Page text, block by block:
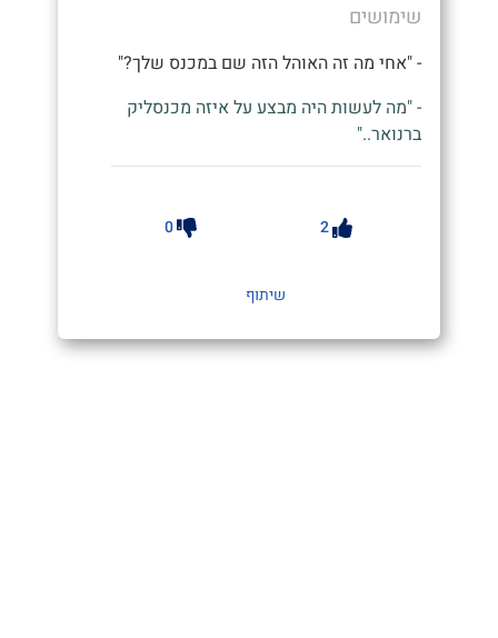
שימושים
- "אחי מה זה האוהל הזה שם במכנס שלך?"
- "מה לעשות היה מבצע על איזה מכנסליק
ברנואר.."
2
0
שיתוף